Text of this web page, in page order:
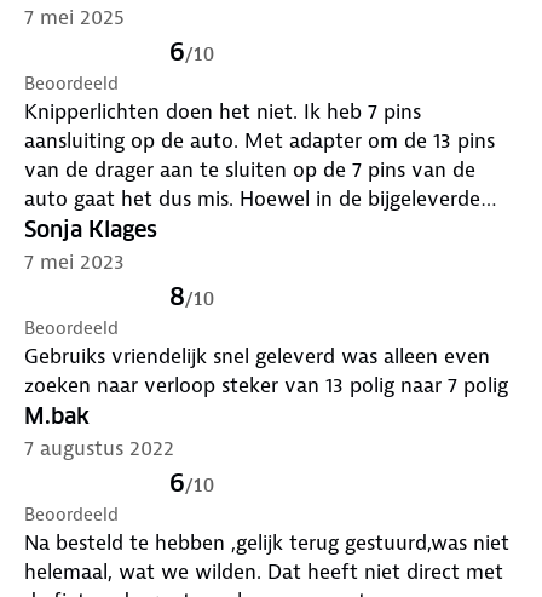
7 mei 2025
6/10
Beoordeeld
Knipperlichten doen het niet. Ik heb 7 pins
aansluiting op de auto. Met adapter om de 13 pins
van de drager aan te sluiten op de 7 pins van de
auto gaat het dus mis. Hoewel in de bijgeleverde
onduidelijke handleiding ( bij optioneel) wordt
beweerd dat dat moet kunnen. Ik heb spijt van mijn
Sonja Klages
7 mei 2023
8/10
Beoordeeld
Gebruiks vriendelijk snel geleverd was alleen even
zoeken naar verloop steker van 13 polig naar 7 polig
M.bak
7 augustus 2022
6/10
Beoordeeld
Na besteld te hebben ,gelijk terug gestuurd,was niet
helemaal, wat we wilden. Dat heeft niet direct met